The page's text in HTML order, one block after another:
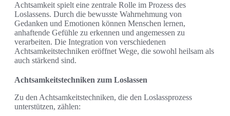
Achtsamkeit spielt eine zentrale Rolle im Prozess des
Loslassens. Durch die bewusste Wahrnehmung von
Gedanken und Emotionen können Menschen lernen,
anhaftende Gefühle zu erkennen und angemessen zu
verarbeiten. Die Integration von verschiedenen
Achtsamkeitstechniken eröffnet Wege, die sowohl heilsam als
auch stärkend sind.
Achtsamkeitstechniken zum Loslassen
Zu den Achtsamkeitstechniken, die den Loslassprozess
unterstützen, zählen: